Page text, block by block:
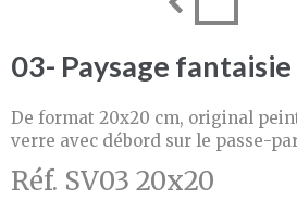
03- Paysage
De format 20x20 cm, original
verre avec débord sur le passe-
Réf. SV03 20x20